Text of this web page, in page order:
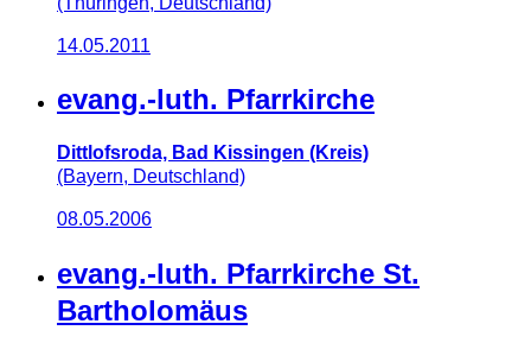
14.05.2011
evang.-luth. Pfarrkirche
Dittlofsroda, Bad Kissingen (Kreis)
(Bayern, Deutschland)
08.05.2006
evang.-luth. Pfarrkirche St.
Bartholomäus